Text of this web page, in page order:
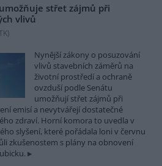
střet zájmů při
vlivů
)
Nynější zákony o posuzování
vlivů stavebních záměrů na
životní prostředí a ochraně
ovzduší podle Senátu
umožňují střet zájmů při
emisí a nevytvářejí dostatečné
zdraví. Horní komora to uvedla v
slyšení, které pořádala loni v červnu
zkušenostem s plány na obnovení